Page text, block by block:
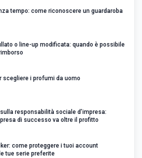
tempo: come riconoscere un guardaroba
o line-up modificata: quando è possibile
scegliere i profumi da uomo
responsabilità sociale d’impresa:
di successo va oltre il profitto
come proteggere i tuoi account
tue serie preferite